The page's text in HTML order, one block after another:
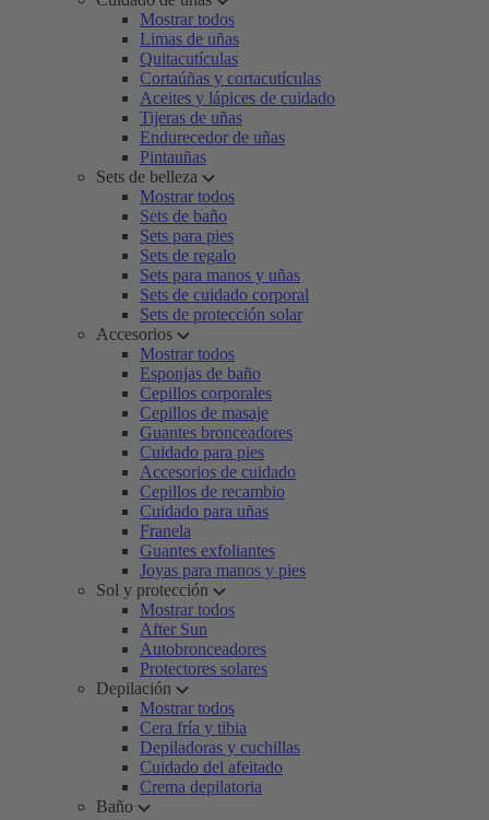
Mostrar todos
Limas de uñas
Quitacutículas
Cortaúñas y cortacutículas
Aceites y lápices de cuidado
Tijeras de uñas
Endurecedor de uñas
Pintauñas
Sets de belleza
Mostrar todos
Sets de baño
Sets para pies
Sets de regalo
Sets para manos y uñas
Sets de cuidado corporal
Sets de protección solar
Accesorios
Mostrar todos
Esponjas de baño
Cepillos corporales
Cepillos de masaje
Guantes bronceadores
Cuidado para pies
Accesorios de cuidado
Cepillos de recambio
Cuidado para uñas
Franela
Guantes exfoliantes
Joyas para manos y pies
Sol y protección
Mostrar todos
After Sun
Autobronceadores
Protectores solares
Depilación
Mostrar todos
Cera fría y tibia
Depiladoras y cuchillas
Cuidado del afeitado
Crema depilatoria
Baño